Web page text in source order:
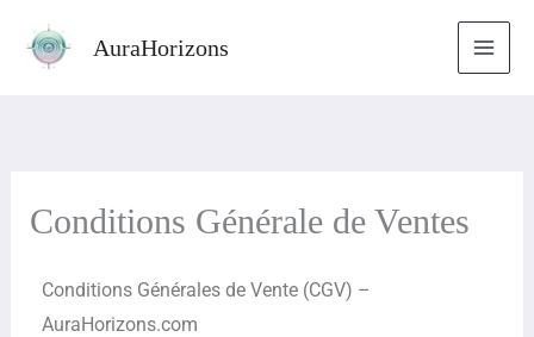
AuraHorizons
Conditions Générale de Ventes
Conditions Générales de Vente (CGV) –
AuraHorizons.com